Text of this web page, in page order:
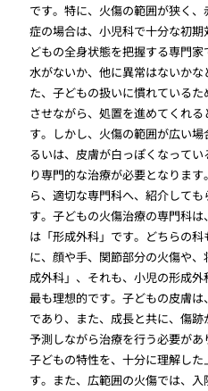
です。特に、火傷の範囲が狭く
症の場合は、小児科で十分な初
どもの全身状態を把握する専門
水がないか、他に異常はないか
た、子どもの扱いに慣れている
させながら、処置を進めてくれ
す。しかし、火傷の範囲が広い
るいは、皮膚が白っぽくなって
り専門的な治療が必要となりま
ら、適切な専門科へ、紹介して
す。子どもの火傷治療の専門科
は「形成外科」です。どちらの
に、顔や手、関節部分の火傷や
成外科」、それも、小児の形成外
最も理想的です。子どもの皮膚
であり、また、成長と共に、傷跡
予測しながら治療を行う必要が
子どもの特性を、十分に理解し
す。また、広範囲の火傷では、